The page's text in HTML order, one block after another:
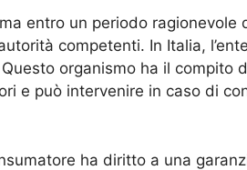
entro un periodo ragionevole
competenti. In Italia,
organismo ha il compito
e può intervenire in caso di
ha diritto a una